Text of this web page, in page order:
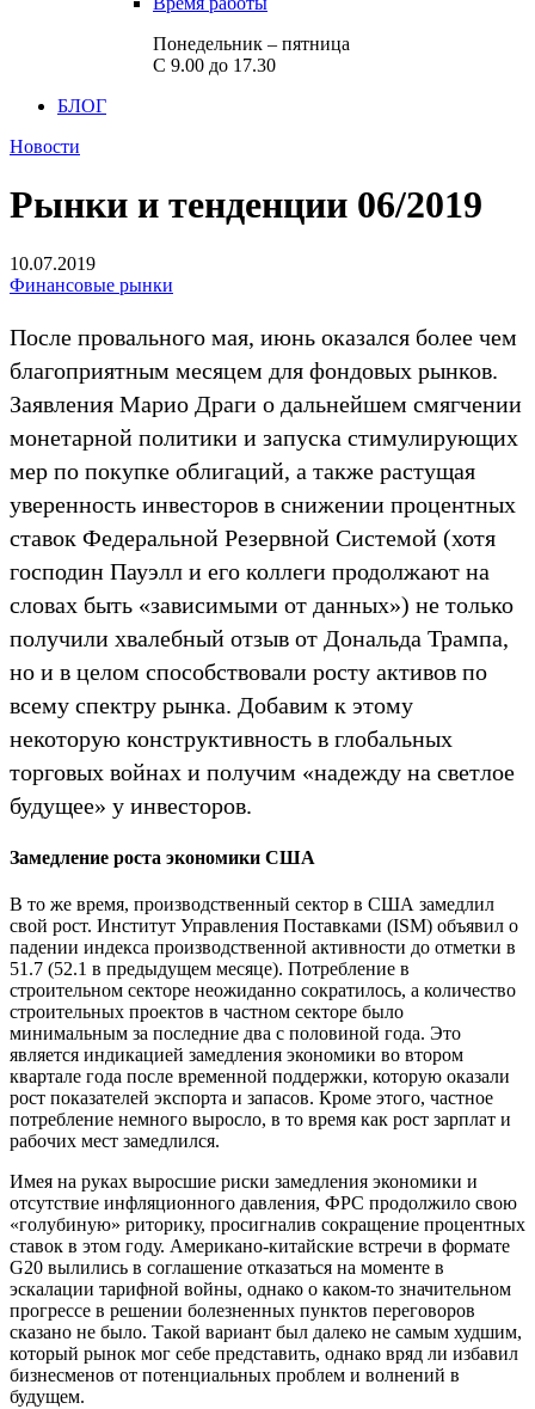
Понедельник – пятница
С 9.00 до 17.30
БЛОГ
Новости
Рынки и тенденции 06/2019
10.07.2019
Финансовые рынки
После провального мая, июнь оказался более чем
благоприятным месяцем для фондовых рынков.
Заявления Марио Драги о дальнейшем смягчении
монетарной политики и запуска стимулирующих
мер по покупке облигаций, а также растущая
уверенность инвесторов в снижении процентных
ставок Федеральной Резервной Системой (хотя
господин Пауэлл и его коллеги продолжают на
словах быть «зависимыми от данных») не только
получили хвалебный отзыв от Дональда Трампа,
но и в целом способствовали росту активов по
всему спектру рынка. Добавим к этому
некоторую конструктивность в глобальных
торговых войнах и получим «надежду на светлое
будущее» у инвесторов.
Замедление роста экономики США
В то же время, производственный сектор в США замедлил
свой рост. Институт Управления Поставками (ISM) объявил о
падении индекса производственной активности до отметки в
51.7 (52.1 в предыдущем месяце). Потребление в
строительном секторе неожиданно сократилось, а количество
строительных проектов в частном секторе было
минимальным за последние два с половиной года. Это
является индикацией замедления экономики во втором
квартале года после временной поддержки, которую оказали
рост показателей экспорта и запасов. Кроме этого, частное
потребление немного выросло, в то время как рост зарплат и
рабочих мест замедлился.
Имея на руках выросшие риски замедления экономики и
отсутствие инфляционного давления, ФРС продолжило свою
«голубиную» риторику, просигналив сокращение процентных
ставок в этом году. Американо-китайские встречи в формате
G20 вылились в соглашение отказаться на моменте в
эскалации тарифной войны, однако о каком-то значительном
прогрессе в решении болезненных пунктов переговоров
сказано не было. Такой вариант был далеко не самым худшим,
который рынок мог себе представить, однако вряд ли избавил
бизнесменов от потенциальных проблем и волнений в
будущем.